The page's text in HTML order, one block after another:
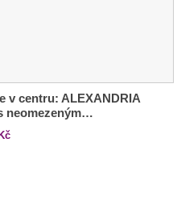
v centru: ALEXANDRIA
neomezeným…
Kč